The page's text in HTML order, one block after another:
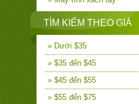
TÌM KIẾM THEO GIÁ
» Dưới $35
» $35 đến $45
» $45 đến $55
» $55 đến $75